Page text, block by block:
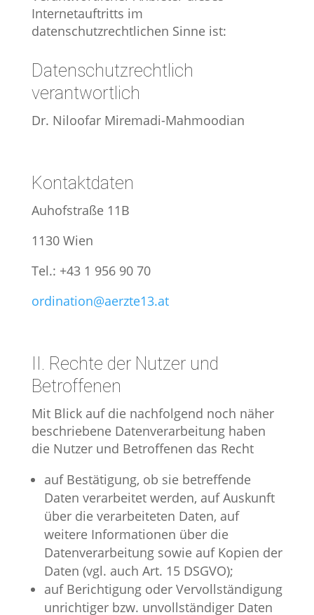
Internetauftritts im
datenschutzrechtlichen Sinne ist:
Datenschutzrechtlich
verantwortlich
Dr. Niloofar Miremadi-Mahmoodian
Kontaktdaten
Auhofstraße 11B
1130 Wien
Tel.: +43 1 956 90 70
ordination@aerzte13.at
II. Rechte der Nutzer und
Betroffenen
Mit Blick auf die nachfolgend noch näher
beschriebene Datenverarbeitung haben
die Nutzer und Betroffenen das Recht
auf Bestätigung, ob sie betreffende
Daten verarbeitet werden, auf Auskunft
über die verarbeiteten Daten, auf
weitere Informationen über die
Datenverarbeitung sowie auf Kopien der
Daten (vgl. auch Art. 15 DSGVO);
auf Berichtigung oder Vervollständigung
unrichtiger bzw. unvollständiger Daten